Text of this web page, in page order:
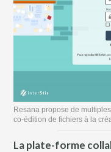
Resana propose de
co-édition de fichiers à la
La plate-forme